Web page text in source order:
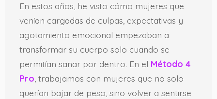
En estos años, he visto cómo mujeres que
venían cargadas de culpas, expectativas y
agotamiento emocional empezaban a
transformar su cuerpo solo cuando se
permitían sanar por dentro. En el Método 4
Pro , trabajamos con mujeres que no solo
querían bajar de peso, sino volver a sentirse